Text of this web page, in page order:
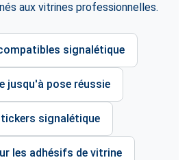
aux vitrines professionnelles.
signalétique
jusqu'à pose réussie
signalétique
les adhésifs de vitrine